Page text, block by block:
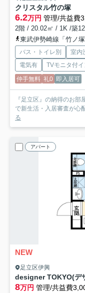
クリスタル竹の塚
6.2万円 管理/共益費
2階 / 20.02㎡ / 1K /築
東武伊勢崎線「竹ノ
バス・トイレ別 室内
電気有
TVモニタ付
仲手無料 礼0 即入居可
『足立区』の納得のお
で新生活・入居審査が心
る
アパート
NEW
足立区伊興
designer TOKYO(デ
8万円 管理/共益費